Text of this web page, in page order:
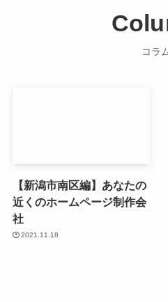
コラ
【新潟市南区編】あなたの
近くのホームページ制作会
社
2021.11.18